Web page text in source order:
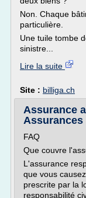
Non. Chaque
particulière.
Une tuile tombe
sinistre...
Lire la suite
Site : billiga.ch
Assurance
Assurances
FAQ
Que couvre
L'assurance
que vous
prescrite par la
responsabilité